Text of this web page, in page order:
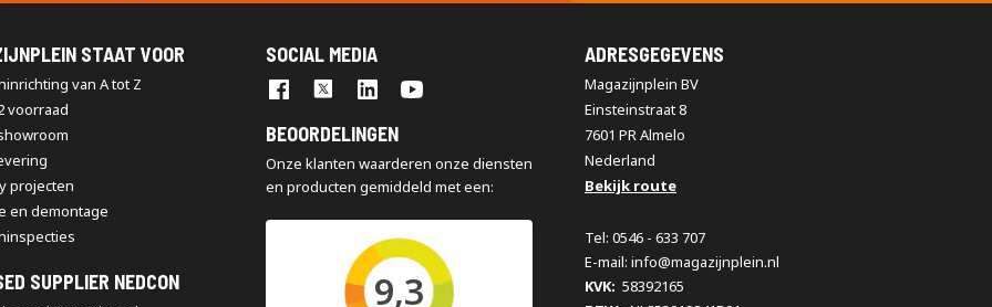
STAAT VOOR
van A tot Z
voorraad
projecten
en demontage
SUPPLIER NEDCON
SOCIAL MEDIA
BEOORDELINGEN
Onze klanten waarderen onze diensten
en producten gemiddeld met een:
9,3
ADRESGEGEVENS
Magazijnplein BV
Einsteinstraat 8
7601 PR Almelo
Nederland
Bekijk route
Tel: 0546 - 633 707
E-mail: info@magazijnplein.nl
KVK: 58392165